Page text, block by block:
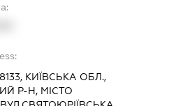
КИЇВСЬКА ОБЛ.,
Р-Н, МІСТО